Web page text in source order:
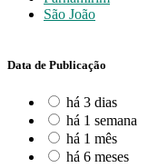
São João
Data de Publicação
há 3 dias
há 1 semana
há 1 mês
há 6 meses